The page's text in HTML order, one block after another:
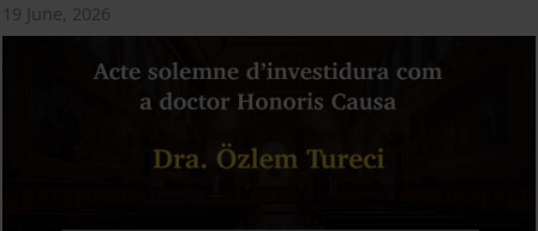
19 June, 2026